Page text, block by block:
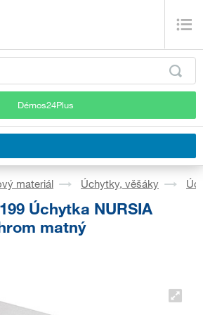
Démos24Plus
materiál Úchytky, věšáky
Úchytka NURSIA
matný